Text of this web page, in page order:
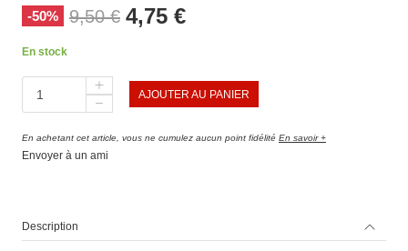
-50% 9,50 € 4,75 €
En stock
AJOUTER AU PANIER
En achetant cet article, vous ne cumulez aucun point fidélité En savoir +
Envoyer à un ami
Description